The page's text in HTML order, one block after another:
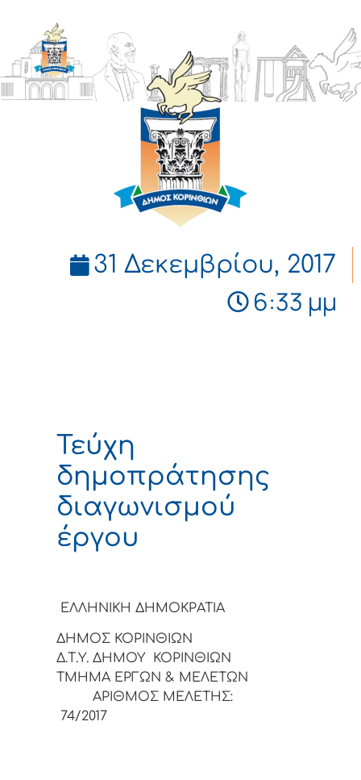
ΔΗΜΟΣ
ΚΟΡΙΝΘΙΩΝ
31 Δεκεμβρίου, 2017
6:33 μμ
Τεύχη
δημοπράτησης
διαγωνισμού
έργου
ΕΛΛΗΝΙΚΗ ΔΗΜΟΚΡΑΤΙΑ
ΔΗΜΟΣ ΚΟΡΙΝΘΙΩΝ
Δ.Τ.Υ. ΔΗΜΟΥ ΚΟΡΙΝΘΙΩΝ
ΤΜΗΜΑ ΕΡΓΩΝ & ΜΕΛΕΤΩΝ
ΑΡΙΘΜΟΣ ΜΕΛΕΤΗΣ:
74/2017